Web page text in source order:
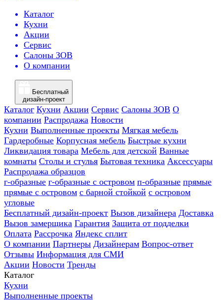
Каталог
Кухни
Акции
Сервис
Салоны ЗОВ
О компании
Бесплатный
дизайн-проект
Каталог Кухни Акции Сервис Салоны ЗОВ О
компании Распродажа Новости
Кухни Выполненные проекты Мягкая мебель
Гардеробные Корпусная мебель Быстрые кухни
Ликвидация товара Мебель для детской Ванные
комнаты Столы и стулья Бытовая техника Аксессуары
Распродажа образцов
г-образные г-образные с островом п-образные прямые
прямые с островом с барной стойкой с островом
угловые
Бесплатный дизайн-проект Вызов дизайнера Доставка
Вызов замерщика Гарантия Защита от подделки
Оплата Рассрочка Яндекс сплит
О компании Партнеры Дизайнерам Вопрос-ответ
Отзывы Информация для СМИ
Акции Новости Тренды
Каталог
Кухни
Выполненные проекты